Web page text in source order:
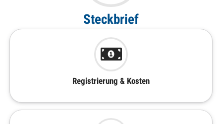
Steckbrief
Registrierung & Kosten